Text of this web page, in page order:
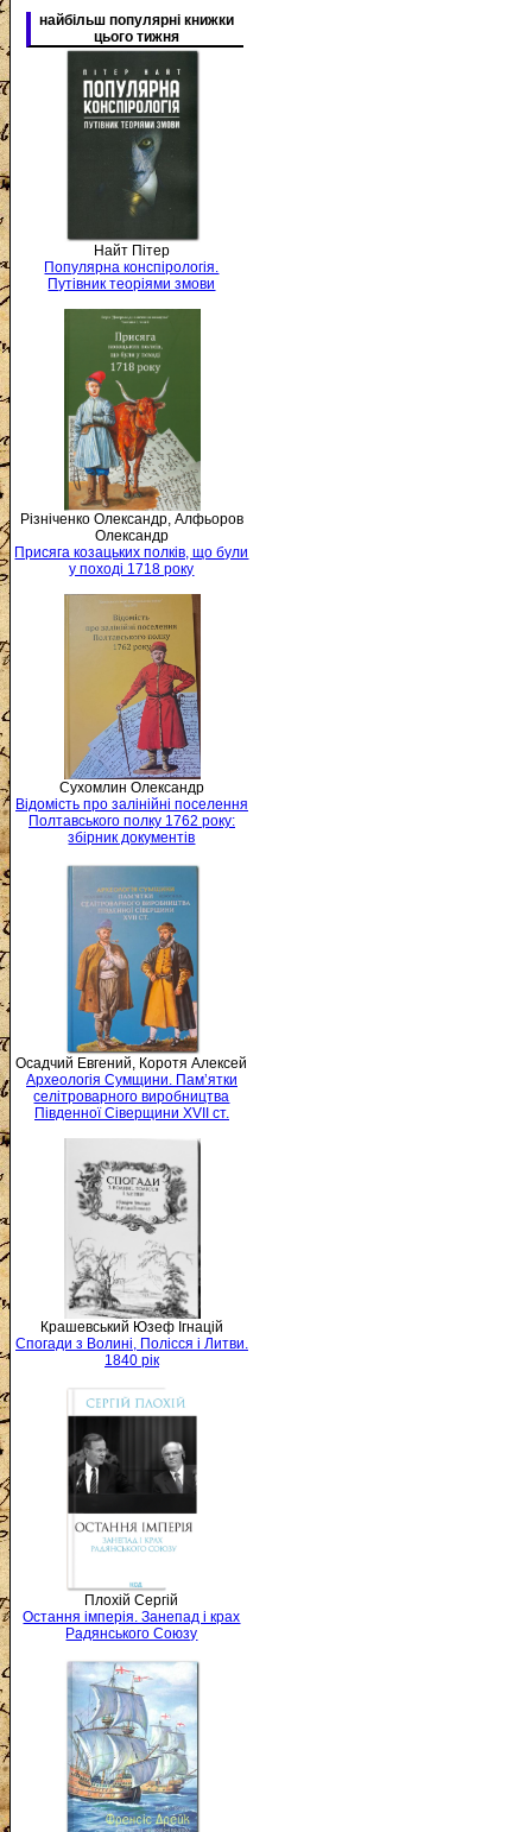
найбільш популярні книжки
цього тижня
Найт Пітер
Популярна конспірологія.
Путівник теоріями змови
Різніченко Олександр, Алфьоров
Олександр
Присяга козацьких полків, що були
у поході 1718 року
Сухомлин Олександр
Відомість про залінійні поселення
Полтавського полку 1762 року:
збірник документів
Осадчий Евгений, Коротя Алексей
Археологія Сумщини. Пам’ятки
селітроварного виробництва
Південної Сіверщини XVII ст.
Крашевський Юзеф Ігнацій
Спогади з Волині, Полісся і Литви.
1840 рік
Плохій Сергій
Остання імперія. Занепад і крах
Радянського Союзу